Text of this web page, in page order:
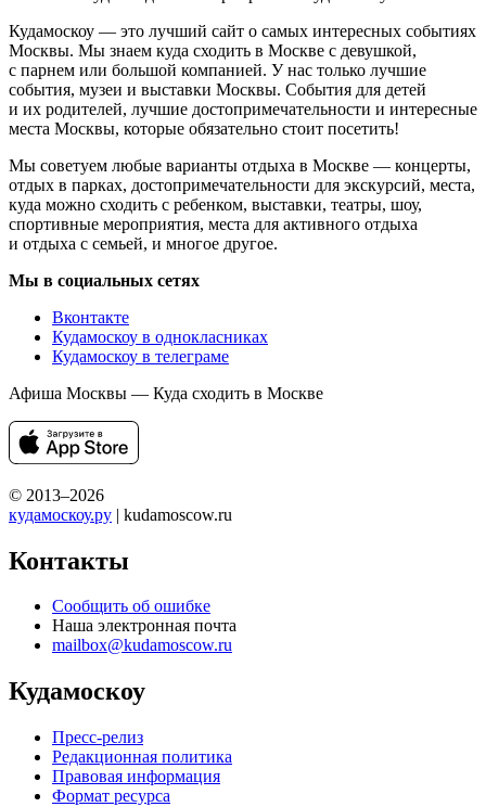
Кудамоскоу — это лучший сайт о самых интересных событиях
Москвы. Мы знаем куда сходить в Москве с девушкой,
с парнем или большой компанией. У нас только лучшие
события, музеи и выставки Москвы. События для детей
и их родителей, лучшие достопримечательности и интересные
места Москвы, которые обязательно стоит посетить!
Мы советуем любые варианты отдыха в Москве — концерты,
отдых в парках, достопримечательности для экскурсий, места,
куда можно сходить с ребенком, выставки, театры, шоу,
спортивные мероприятия, места для активного отдыха
и отдыха с семьей, и многое другое.
Мы в социальных сетях
Вконтакте
Кудамоскоу в однокласниках
Кудамоскоу в телеграме
Афиша Москвы — Куда сходить в Москве
© 2013–2026
кудамоскоу.ру | kudamoscow.ru
Контакты
Сообщить об ошибке
Наша электронная почта
mailbox@kudamoscow.ru
Кудамоскоу
Пресс-релиз
Редакционная политика
Правовая информация
Формат ресурса